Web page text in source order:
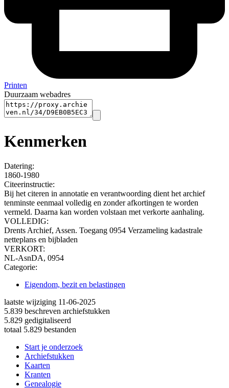
Printen
Duurzaam webadres
Kenmerken
Datering:
1860-1980
Citeerinstructie:
Bij het citeren in annotatie en verantwoording dient het archief
tenminste eenmaal volledig en zonder afkortingen te worden
vermeld. Daarna kan worden volstaan met verkorte aanhaling.
VOLLEDIG:
Drents Archief, Assen. Toegang 0954 Verzameling kadastrale
netteplans en bijbladen
VERKORT:
NL-AsnDA, 0954
Categorie:
Eigendom, bezit en belastingen
laatste wijziging 11-06-2025
5.839 beschreven archiefstukken
5.829 gedigitaliseerd
totaal 5.829 bestanden
Start je onderzoek
Archiefstukken
Kaarten
Kranten
Genealogie